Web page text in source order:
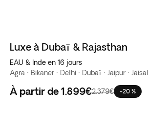
Luxe à Dubaï & Rajasthan
EAU & Inde en 16 jours
À partir de 1.899€2.379€ -20 %